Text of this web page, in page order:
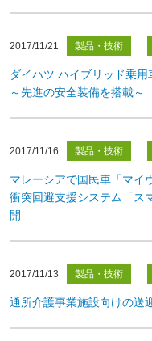
2017/11/21 製品・技術
ダイハツ ハイブリッド乗
～先進の安全装備を搭載～
2017/11/16 製品・技術
マレーシアで国民車「マイ
衝突回避支援システム「ス
開
2017/11/13 製品・技術
通所介護事業施設向けの送